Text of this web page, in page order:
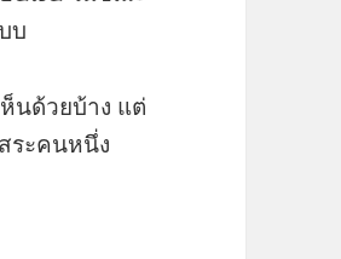
บ
นด้วยบ้าง แต่
ระคนหนึ่ง